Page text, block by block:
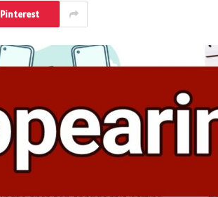
Pinterest